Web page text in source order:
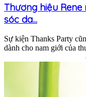
Thương hiệu
sóc da...
Sự kiện Thanks Party
dành cho nam giới của